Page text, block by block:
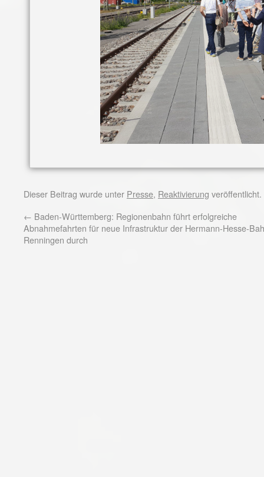
Dieser Beitrag wurde unter Presse, Reaktivierung
← Baden-Württemberg: Regionenbahn führt erfolgreiche
Abnahmefahrten für neue Infrastruktur der Hermann-Hesse-
Renningen durch